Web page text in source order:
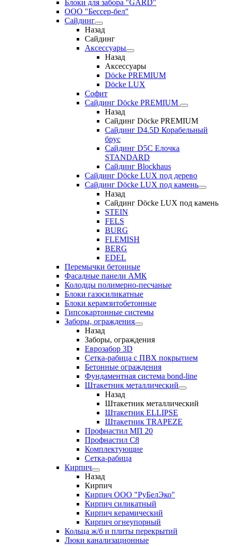
Блоки для забора "GARD"
ООО "Бессер-бел"
Сайдинг
Назад
Сайдинг
Аксессуары
Назад
Аксессуары
Döcke PREMIUM
Döcke LUX
Софит
Сайдинг Döcke PREMIUM
Назад
Сайдинг Döcke PREMIUM
Сайдинг D4.5D Корабельный
брус
Сайдинг D5С Елочка
STANDARD
Сайдинг Blockhaus
Сайдинг Döcke LUX под дерево
Сайдинг Döcke LUX под камень
Назад
Сайдинг Döcke LUX под камень
STEIN
FELS
BURG
FLEMISH
BERG
EDEL
Перемычки бетонные
Фасадные панели АМК
Колодцы полимерно-песчаные
Блоки газосиликатные
Блоки керамзитобетонные
Гипсокартонные системы
Заборы, ограждения
Назад
Заборы, ограждения
Еврозабор 3D
Сетка-рабица с ПВХ покрытием
Бетонные ограждения
Фундаментная система bond-line
Штакетник металлический
Назад
Штакетник металлический
Штакетник ELLIPSE
Штакетник TRAPEZE
Профнастил МП 20
Профнастил С8
Комплектующие
Сетка-рабица
Кирпич
Назад
Кирпич
Кирпич ООО "РуБелЭко"
Кирпич силикатный
Кирпич керамический
Кирпич огнеупорный
Кольца ж/б и плиты перекрытий
Люки канализационные